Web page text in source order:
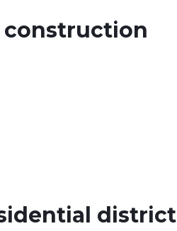
construction
district